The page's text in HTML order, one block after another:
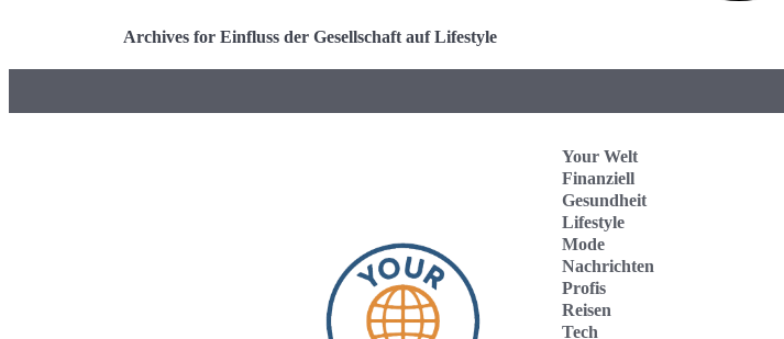
Archives for Einfluss der Gesellschaft auf Lifestyle
Your Welt
Finanziell
Gesundheit
Lifestyle
Mode
Nachrichten
Profis
Reisen
Tech